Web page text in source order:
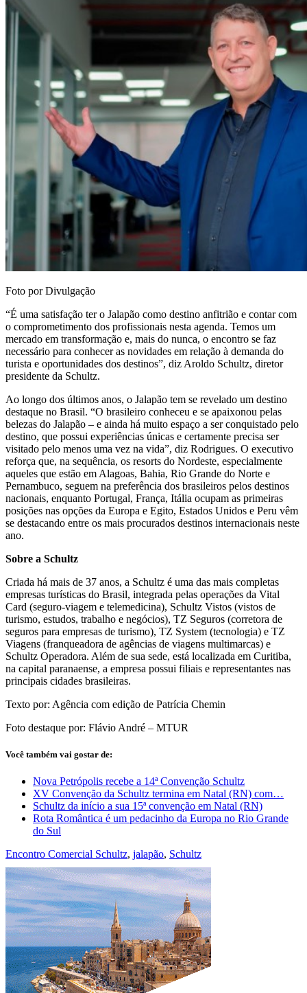
Foto por Divulgação
“É uma satisfação ter o Jalapão como destino anfitrião e contar com
o comprometimento dos profissionais nesta agenda. Temos um
mercado em transformação e, mais do nunca, o encontro se faz
necessário para conhecer as novidades em relação à demanda do
turista e oportunidades dos destinos”, diz Aroldo Schultz, diretor
presidente da Schultz.
Ao longo dos últimos anos, o Jalapão tem se revelado um destino
destaque no Brasil. “O brasileiro conheceu e se apaixonou pelas
belezas do Jalapão – e ainda há muito espaço a ser conquistado pelo
destino, que possui experiências únicas e certamente precisa ser
visitado pelo menos uma vez na vida”, diz Rodrigues. O executivo
reforça que, na sequência, os resorts do Nordeste, especialmente
aqueles que estão em Alagoas, Bahia, Rio Grande do Norte e
Pernambuco, seguem na preferência dos brasileiros pelos destinos
nacionais, enquanto Portugal, França, Itália ocupam as primeiras
posições nas opções da Europa e Egito, Estados Unidos e Peru vêm
se destacando entre os mais procurados destinos internacionais neste
ano.
Sobre a Schultz
Criada há mais de 37 anos, a Schultz é uma das mais completas
empresas turísticas do Brasil, integrada pelas operações da Vital
Card (seguro-viagem e telemedicina), Schultz Vistos (vistos de
turismo, estudos, trabalho e negócios), TZ Seguros (corretora de
seguros para empresas de turismo), TZ System (tecnologia) e TZ
Viagens (franqueadora de agências de viagens multimarcas) e
Schultz Operadora. Além de sua sede, está localizada em Curitiba,
na capital paranaense, a empresa possui filiais e representantes nas
principais cidades brasileiras.
Texto por: Agência com edição de Patrícia Chemin
Foto destaque por: Flávio André – MTUR
Você também vai gostar de:
Nova Petrópolis recebe a 14ª Convenção Schultz
XV Convenção da Schultz termina em Natal (RN) com…
Schultz da início a sua 15ª convenção em Natal (RN)
Rota Romântica é um pedacinho da Europa no Rio Grande
do Sul
Encontro Comercial Schultz, jalapão, Schultz